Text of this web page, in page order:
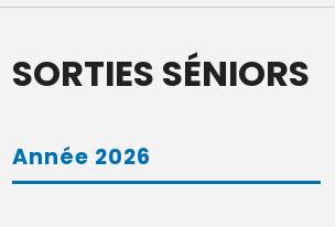
SORTIES SÉNIORS
Année 2026